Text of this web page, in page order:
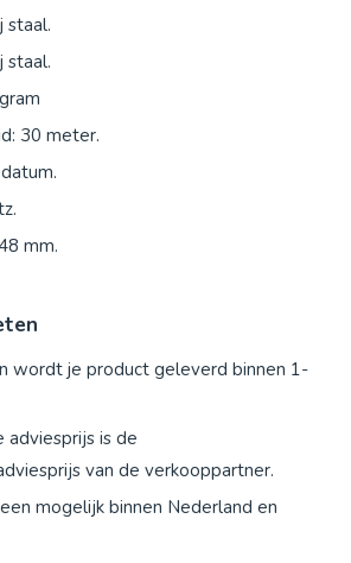
staal.
staal.
30 meter.
mm.
wordt je product geleverd binnen 1-
adviesprijs is de
van de verkooppartner.
mogelijk binnen Nederland en